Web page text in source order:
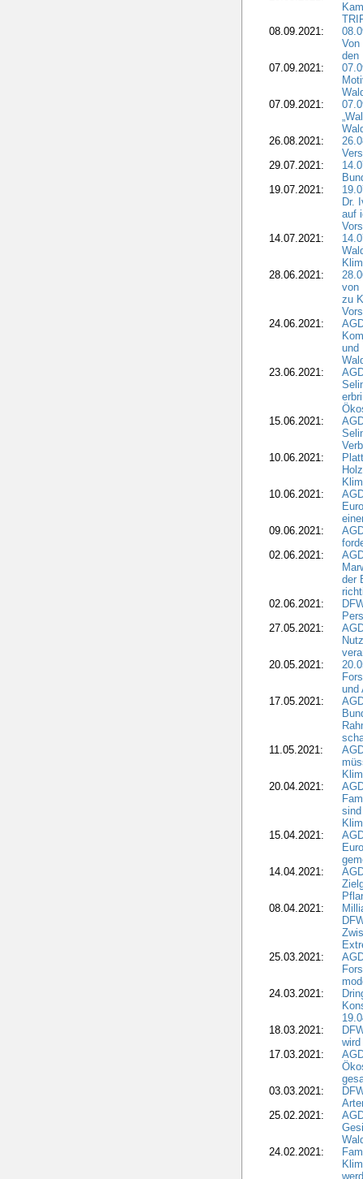
08.09.2021:
den
07.09.2021:
07.09.2021:
26.08.2021:
29.07.2021:
19.07.2021:
Dr.
auf
14.07.2021:
28.06.2021:
von
zu
24.06.2021:
und
23.06.2021:
15.06.2021:
10.06.2021:
10.06.2021:
09.06.2021:
02.06.2021:
der
02.06.2021:
27.05.2021:
20.05.2021:
und
17.05.2021:
11.05.2021:
20.04.2021:
15.04.2021:
14.04.2021:
08.04.2021:
25.03.2021:
24.03.2021:
18.03.2021:
17.03.2021:
03.03.2021:
25.02.2021:
24.02.2021: